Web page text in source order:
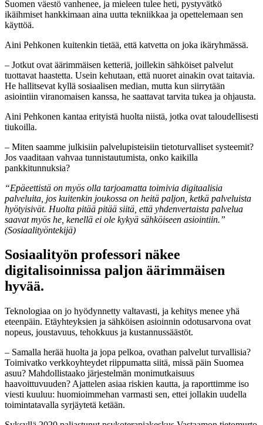
Suomen väestö vanhenee, ja mieleen tulee heti, pystyvätkö
ikäihmiset hankkimaan aina uutta tekniikkaa ja opettelemaan sen
käyttöä.
Aini Pehkonen kuitenkin tietää, että katvetta on joka ikäryhmässä.
– Jotkut ovat äärimmäisen ketteriä, joillekin sähköiset palvelut
tuottavat haastetta. Usein kehutaan, että nuoret ainakin ovat taitavia.
He hallitsevat kyllä sosiaalisen median, mutta kun siirrytään
asiointiin viranomaisen kanssa, he saattavat tarvita tukea ja ohjausta.
Aini Pehkonen kantaa erityistä huolta niistä, jotka ovat taloudellisesti
tiukoilla.
– Miten saamme julkisiin palvelupisteisiin tietoturvalliset systeemit?
Jos vaaditaan vahvaa tunnistautumista, onko kaikilla
pankkitunnuksia?
“Epäeettistä on myös olla tarjoamatta toimivia digitaalisia
palveluita, jos kuitenkin joukossa on heitä paljon, ketkä palveluista
hyötyisivät. Huolta pitää pitää siitä, että yhdenvertaista palvelua
saavat myös he, kenellä ei ole kykyä sähköiseen asiointiin.”
(Sosiaalityöntekijä)
Sosiaalityön professori näkee
digitalisoinnissa paljon äärimmäisen
hyvää.
Teknologiaa on jo hyödynnetty valtavasti, ja kehitys menee yhä
eteenpäin. Etäyhteyksien ja sähköisen asioinnin odotusarvona ovat
nopeus, joustavuus, tehokkuus ja kustannussäästöt.
– Samalla herää huolta ja jopa pelkoa, ovathan palvelut turvallisia?
Toimivatko verkkoyhteydet riippumatta siitä, missä päin Suomea
asuu? Mahdollistaako järjestelmän monimutkaisuus
haavoittuvuuden? Ajattelen asiaa riskien kautta, ja raporttimme iso
viesti kuuluu: huomioimmehan varmasti sen, ettei jollakin uudella
toimintatavalla syrjäytetä ketään.